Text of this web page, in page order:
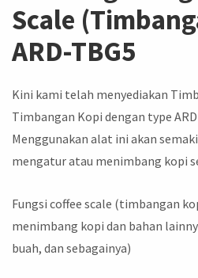
Scale
ARD-TBG5
Kini kami telah menyediakan
Timbangan Kopi dengan type
Menggunakan alat ini akan
mengatur atau menimbang kopi
Fungsi coffee scale (timbangan
menimbang kopi dan bahan
buah, dan sebagainya)